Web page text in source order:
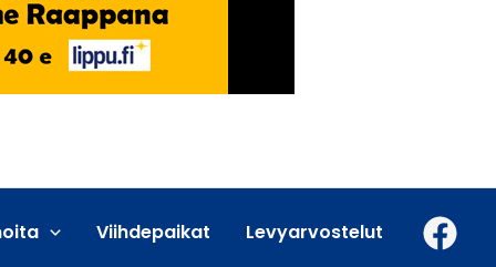
Viihdepaikat Levyarvostelut